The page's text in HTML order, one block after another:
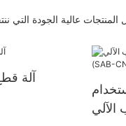
عالية الجودة التي
آلة